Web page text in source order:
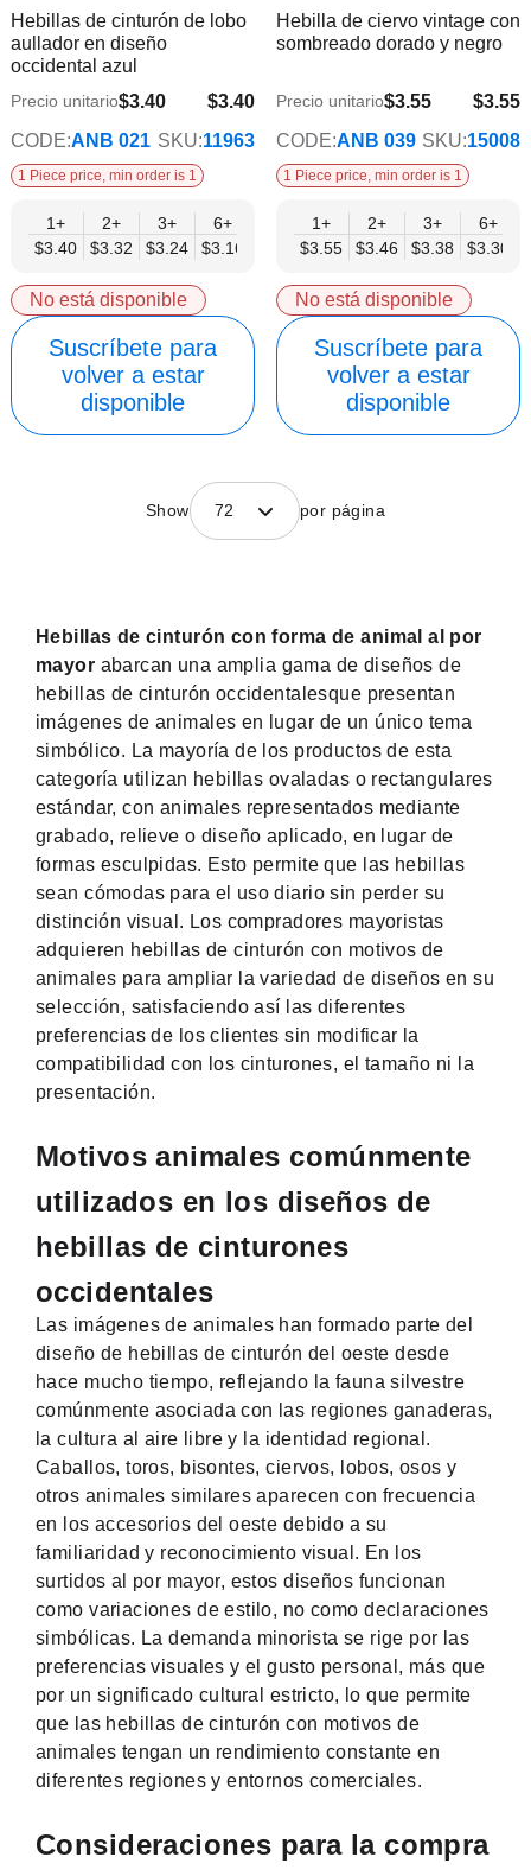
Info la
deseos
Hebillas de cinturón de lobo
aullador en diseño
occidental azul
$3.40
$2.75
Precio unitario$3.40
CODE:ANB 021 SKU:11963
1 Piece price, min order is 1
1+
$3.40
2+
$3.32
3+
$3.24
6+
$3.16
12+
$3.00
15+
$2.92
18+
$2.83
24+
$2.75
No está disponible
Suscríbete para
volver a estar
disponible
Info la
lista
Hebilla de ciervo vintage con
sombreado dorado y negro
$3.55
$2.87
Precio unitario$3.55
CODE:ANB 039 SKU:15008
1 Piece price, min order is 1
1+
$3.55
2+
$3.46
3+
$3.38
6+
$3.30
No está disponible
Suscríbete para
volver a estar
disponible
Show 72 por página
Hebillas de cinturón con forma de animal al por
mayor abarcan una amplia gama de diseños de
hebillas de cinturón occidentalesque presentan
imágenes de animales en lugar de un único tema
simbólico. La mayoría de los productos de esta
categoría utilizan hebillas ovaladas o rectangulares
estándar, con animales representados mediante
grabado, relieve o diseño aplicado, en lugar de
formas esculpidas. Esto permite que las hebillas
sean cómodas para el uso diario sin perder su
distinción visual. Los compradores mayoristas
adquieren hebillas de cinturón con motivos de
animales para ampliar la variedad de diseños en su
selección, satisfaciendo así las diferentes
preferencias de los clientes sin modificar la
compatibilidad con los cinturones, el tamaño ni la
presentación.
Motivos animales comúnmente
utilizados en los diseños de
hebillas de cinturones
occidentales
Las imágenes de animales han formado parte del
diseño de hebillas de cinturón del oeste desde
hace mucho tiempo, reflejando la fauna silvestre
comúnmente asociada con las regiones ganaderas,
la cultura al aire libre y la identidad regional.
Caballos, toros, bisontes, ciervos, lobos, osos y
otros animales similares aparecen con frecuencia
en los accesorios del oeste debido a su
familiaridad y reconocimiento visual. En los
surtidos al por mayor, estos diseños funcionan
como variaciones de estilo, no como declaraciones
simbólicas. La demanda minorista se rige por las
preferencias visuales y el gusto personal, más que
por un significado cultural estricto, lo que permite
que las hebillas de cinturón con motivos de
animales tengan un rendimiento constante en
diferentes regiones y entornos comerciales.
Consideraciones para la compra